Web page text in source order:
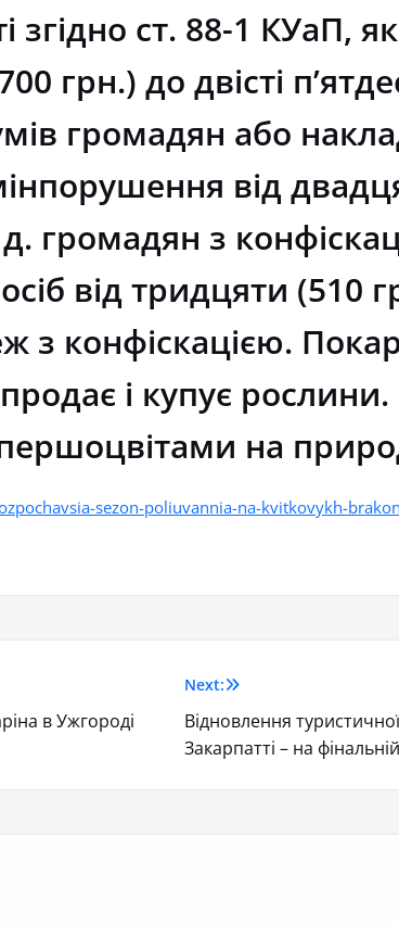
згідно ст. 88-1 КУаП,
грн.) до двісті
громадян або
від
громадян з
від тридцяти (510
з конфіскацією.
і купує рослини.
на
sezon-poliuvannia-na-kvitkovykh-
в Ужгороді
Next:
Відновлення
Закарпатті – на фінальній